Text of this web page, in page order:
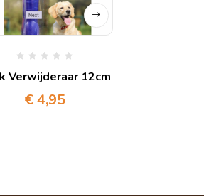
Verwijderaar 12cm
€4,95